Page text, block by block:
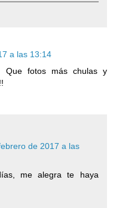
a las 13:14
Que fotos más chulas y
de 2017 a las
me alegra te haya